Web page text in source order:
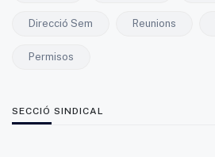
Direcció Sem Reunions
Permisos
SECCIÓ SINDICAL